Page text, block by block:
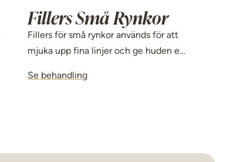
Fillers Små Rynkor
Fillers för små rynkor används för att
mjuka upp fina linjer och ge huden ett
Behandlingen passar dig som vill
Se behandling